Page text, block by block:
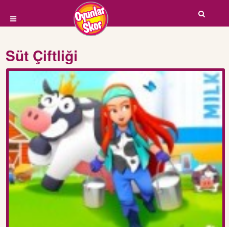
Süt Çiftliği